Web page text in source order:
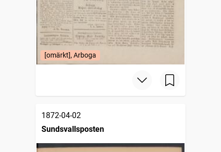
[omärkt], Arboga
1872-04-02
Sundsvallsposten